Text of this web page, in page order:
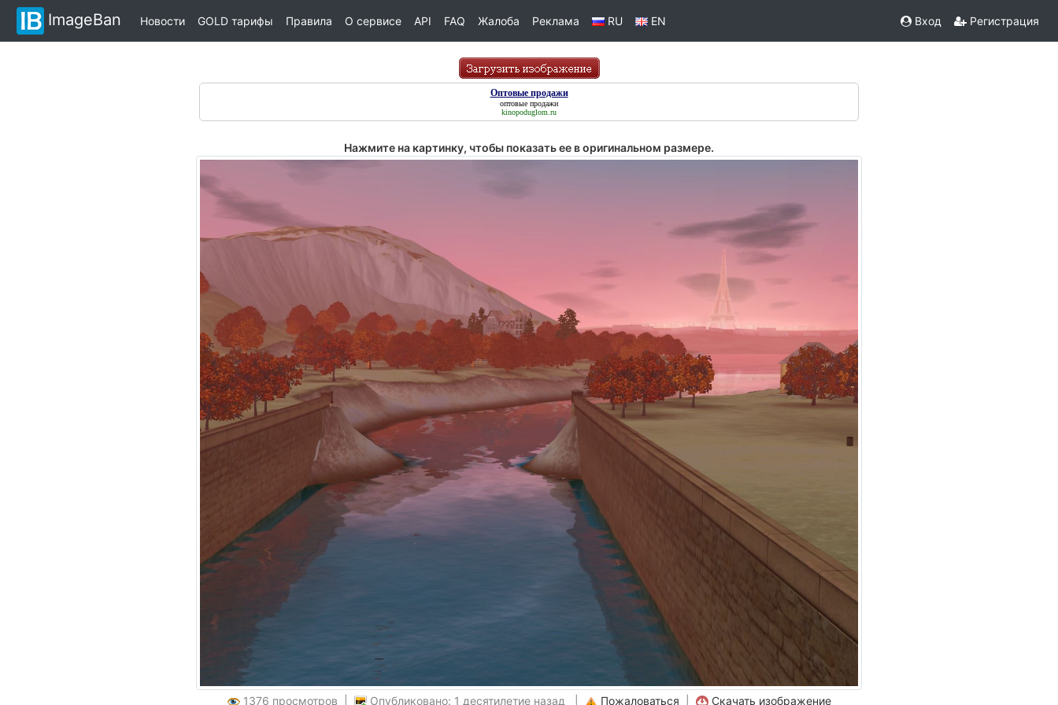
ImageBan Новости GOLD тарифы Правила О сервисе API FAQ Жалоба Реклама RU EN Вход Регистрация
Оптовые продажи
оптовые продажи
kinopoduglom.ru
Нажмите на картинку, чтобы показать ее в оригинальном размере.
1376 просмотров | Опубликовано: 1 десятилетие назад | Пожаловаться Скачать изображение